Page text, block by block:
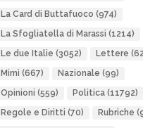
La Card di Buttafuoco (974)
La Sfogliatella di Marassi (1214)
Le due Italie (3052) Lettere
Mimì (667) Nazionale (99)
Opinioni (559) Politica(11792)
Regole e Diritti (70) Rubriche